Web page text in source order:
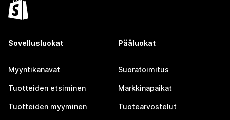
Sovellusluokat
Myyntikanavat
Tuotteiden etsiminen
Tuotteiden myyminen
Pääluokat
Suoratoimitus
Markkinapaikat
Tuotearvostelut